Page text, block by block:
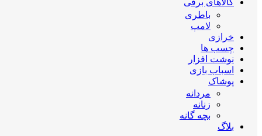
کالاهای برقی
باطری
لامپ
خرازی
چسب ها
نوشت افزار
اسباب بازی
پوشاک
مردانه
زنانه
بچه گانه
بلاگ